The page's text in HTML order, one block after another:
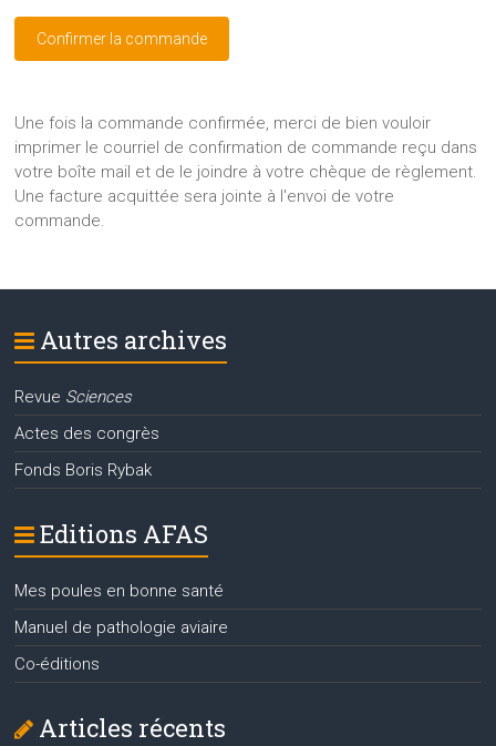
Une fois la commande confirmée, merci de bien vouloir
imprimer le courriel de confirmation de commande reçu dans
votre boîte mail et de le joindre à votre chèque de règlement.
Une facture acquittée sera jointe à l'envoi de votre
commande.
Autres archives
Revue Sciences
Actes des congrès
Fonds Boris Rybak
Editions AFAS
Mes poules en bonne santé
Manuel de pathologie aviaire
Co-éditions
Articles récents